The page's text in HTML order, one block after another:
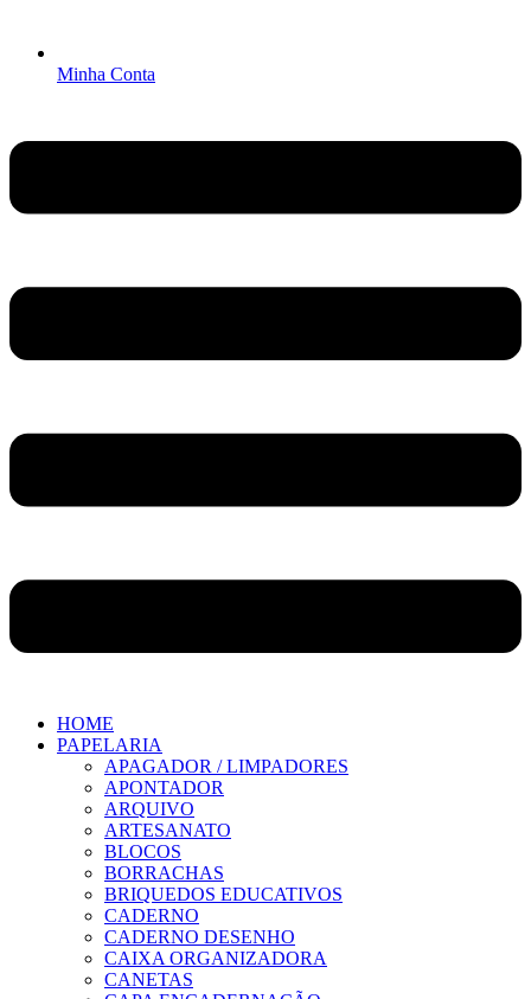
Minha Conta
HOME
PAPELARIA
APAGADOR / LIMPADORES
APONTADOR
ARQUIVO
ARTESANATO
BLOCOS
BORRACHAS
BRIQUEDOS EDUCATIVOS
CADERNO
CADERNO DESENHO
CAIXA ORGANIZADORA
CANETAS